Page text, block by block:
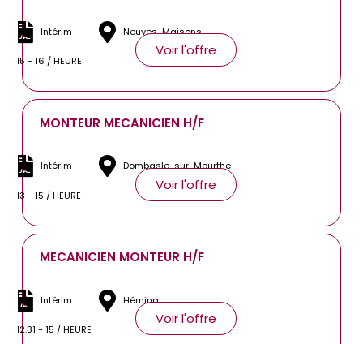
Intérim Neuves-Maisons
15 - 16 / HEURE
Voir l'offre
MONTEUR MECANICIEN H/F
Intérim Dombasle-sur-Meurthe
13 - 15 / HEURE
Voir l'offre
MECANICIEN MONTEUR H/F
Intérim Héming
12.31 - 15 / HEURE
Voir l'offre